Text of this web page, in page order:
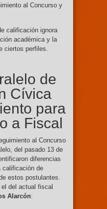
al Concurso y
calificación ignora
académica y la
ciertos perfiles.
de
Cívica
para
a Fiscal
al Concurso
del pasado 13 de
diferencias
calificación de
estos postulantes.
del actual fiscal
Alarcón: